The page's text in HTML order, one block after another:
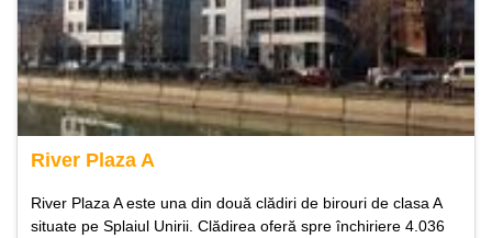
River Plaza A
River Plaza A este una din două clădiri de birouri de clasa A
situate pe Splaiul Unirii. Clădirea oferă spre închiriere 4.036